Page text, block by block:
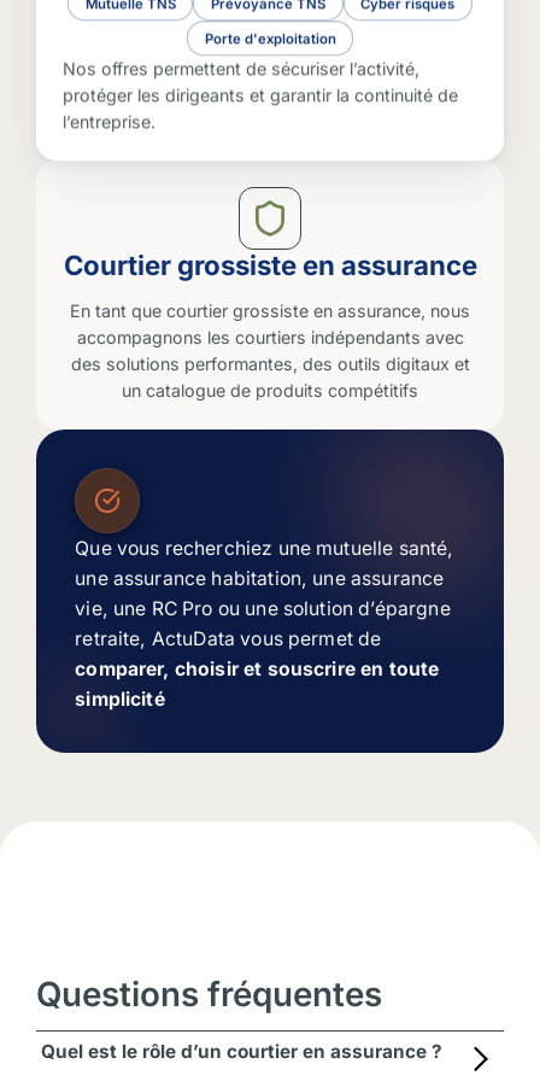
Mutuelle TNS Prévoyance TNS Cyber risques
Porte d'exploitation
Nos offres permettent de sécuriser l’activité,
protéger les dirigeants et garantir la continuité de
l’entreprise.
Courtier grossiste en assurance
En tant que courtier grossiste en assurance, nous
accompagnons les courtiers indépendants avec
des solutions performantes, des outils digitaux et
un catalogue de produits compétitifs
Que vous recherchiez une mutuelle santé,
une assurance habitation, une assurance
vie, une RC Pro ou une solution d’épargne
retraite, ActuData vous permet de
comparer, choisir et souscrire en toute
simplicité
Questions fréquentes
Quel est le rôle d’un courtier en assurance ?